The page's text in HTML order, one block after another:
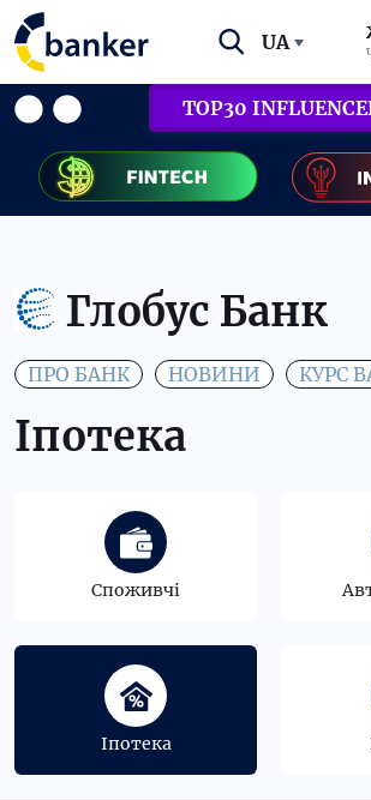
UA
TOP30
Глобус Банк
ПРО БАНК НОВИНИ КУРС
Іпотека
Споживчі
Іпотека